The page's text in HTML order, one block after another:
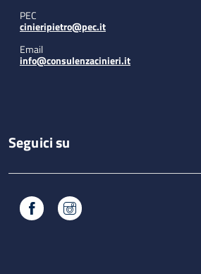
PEC
cinieripietro@pec.it
Email
info@consulenzacinieri.it
Seguici su
Facebook